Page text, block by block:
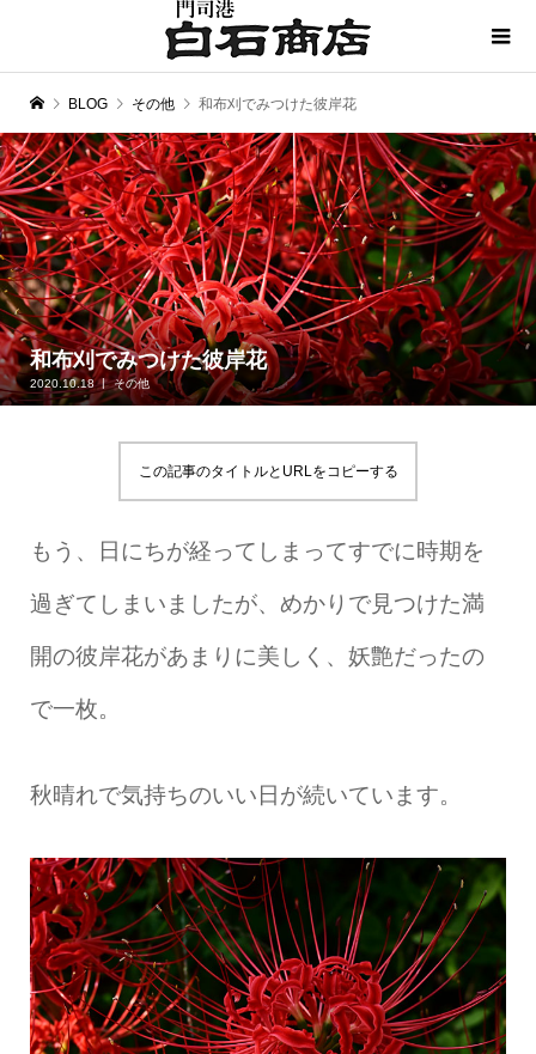
BLOG その他 和布刈でみつけた彼岸花
和布刈でみつけた彼岸花
2020.10.18 その他
この記事のタイトルとURLをコピーする
もう、日にちが経ってしまってすでに時期を
過ぎてしまいましたが、めかりで見つけた満
開の彼岸花があまりに美しく、妖艶だったの
で一枚。
秋晴れで気持ちのいい日が続いています。